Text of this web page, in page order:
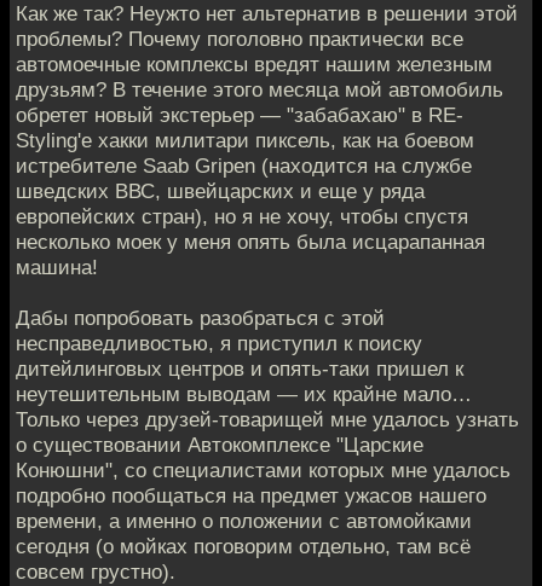
Как же так? Неужто нет альтернатив в решении этой
проблемы? Почему поголовно практически все
автомоечные комплексы вредят нашим железным
друзьям? В течение этого месяца мой автомобиль
обретет новый экстерьер — "забабахаю" в RE-
Styling'е хакки милитари пиксель, как на боевом
истребителе Saab Gripen (находится на службе
шведских ВВС, швейцарских и еще у ряда
европейских стран), но я не хочу, чтобы спустя
несколько моек у меня опять была исцарапанная
машина!
Дабы попробовать разобраться с этой
несправедливостью, я приступил к поиску
дитейлинговых центров и опять-таки пришел к
неутешительным выводам — их крайне мало…
Только через друзей-товарищей мне удалось узнать
о существовании Автокомплексе "Царские
Конюшни", со специалистами которых мне удалось
подробно пообщаться на предмет ужасов нашего
времени, а именно о положении с автомойками
сегодня (о мойках поговорим отдельно, там всё
совсем грустно).